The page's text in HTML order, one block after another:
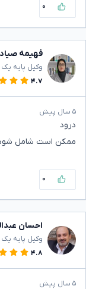
۰
فهیمه صیاد
وکیل پایه یک
۴.۷
۵ سال پیش
درود
ممکن است شامل
۰
احسان
وکیل پایه یک
۴.۸
۵ سال پیش